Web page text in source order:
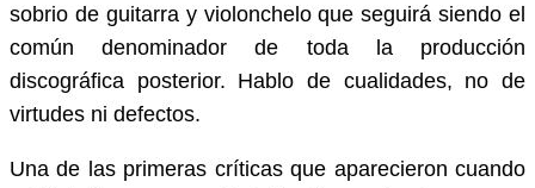
sobrio de guitarra y violonchelo que seguirá siendo el
común denominador de toda la producción
discográfica posterior. Hablo de cualidades, no de
virtudes ni defectos.
Una de las primeras críticas que aparecieron cuando